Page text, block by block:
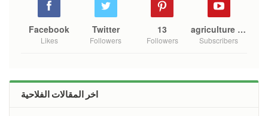
Facebook
Likes
Twitter
Followers
13
Followers
agriculture mono
Subscribers
اخر المقالات الفلاحية